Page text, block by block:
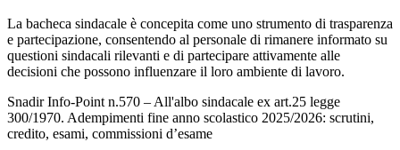
La bacheca sindacale è concepita come uno strumento di trasparenza
e partecipazione, consentendo al personale di rimanere informato su
questioni sindacali rilevanti e di partecipare attivamente alle
decisioni che possono influenzare il loro ambiente di lavoro.
Snadir Info-Point n.570 – All'albo sindacale ex art.25 legge
300/1970. Adempimenti fine anno scolastico 2025/2026: scrutini,
credito, esami, commissioni d’esame